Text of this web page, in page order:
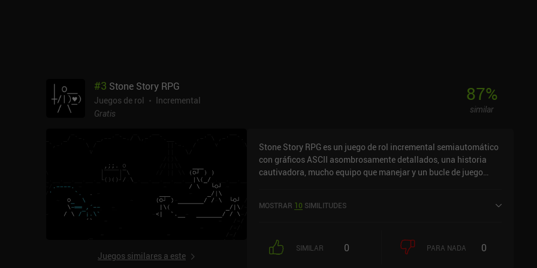
#3 Stone Story RPG
Juegos de rol
Incremental
Gratis
87%
similar
Juegos similares a este
Stone Story RPG es un juego de rol incremental semiautomático
con gráficos ASCII asombrosamente detallados, una historia
cautivadora, mucho equipo que manejar y un bucle de juego
recoger piedras. Tras descender a un cañón, utilizamos estas
de trabajo... y antes de que nos demos cuenta, estamos
MOSTRAR 10 SIMILITUDES
SIMILAR 0 PARA NADA 0